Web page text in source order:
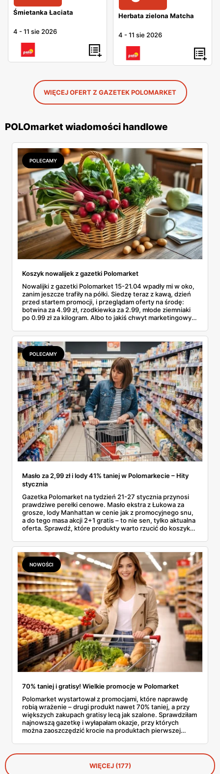
Śmietanka Łaciata
4 -11 sie 2026
Herbata zielona Matcha
4 -11 sie 2026
WIĘCEJ OFERT Z GAZETEK POLOMARKET
POLOmarket wiadomości handlowe
POLECAMY
Koszyk nowalijek z gazetki Polomarket
Nowalijki z gazetki Polomarket 15-21.04 wpadły mi w oko,
zanim jeszcze trafiły na półki. Siedzę teraz z kawą, dzień
przed startem promocji, i przeglądam oferty na środę:
botwina za 4.99 zł, rzodkiewka za 2.99, młode ziemniaki
po 0.99 zł za kilogram. Albo to jakiś chwyt marketingowy,
Polomarkecie za mniej niż pięć dych. Podkreślam kilka
pozycji długopisem i liczę, co wrzucę do koszyka w środę
rano. No to po kolei.
POLECAMY
Masło za 2,99 zł i lody 41% taniej w Polomarkecie – Hity
stycznia
Gazetka Polomarket na tydzień 21-27 stycznia przynosi
prawdziwe perełki cenowe. Masło ekstra z Łukowa za
grosze, lody Manhattan w cenie jak z promocyjnego snu,
a do tego masa akcji 2+1 gratis – to nie sen, tylko aktualna
oferta. Sprawdź, które produkty warto rzucić do koszyka,
czekają).
NOWOŚCI
70% taniej i gratisy! Wielkie promocje w Polomarket
Polomarket wystartował z promocjami, które naprawdę
robią wrażenie – drugi produkt nawet 70% taniej, a przy
większych zakupach gratisy lecą jak szalone. Sprawdziłam
najnowszą gazetkę i wyłapałam okazje, przy których
można zaoszczędzić krocie na produktach pierwszej
2, słodycze z rabatem 70% na drugi produkt – to tylko
wierzchołek góry lodowej styczniowych promocji
wielopakowych, które pozwalają zrobić solidne zapasy za
ułamek standardowej ceny.WIĘCEJ (177)